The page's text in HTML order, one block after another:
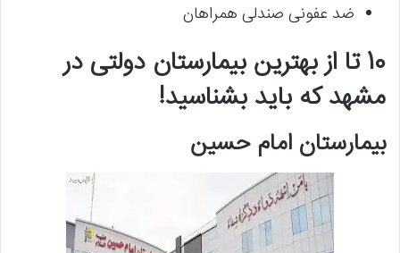
ضد عفونی صندلی همراهان
10 تا از بهترین بیمارستان دولتی در
مشهد که باید بشناسید!
بیمارستان امام حسین